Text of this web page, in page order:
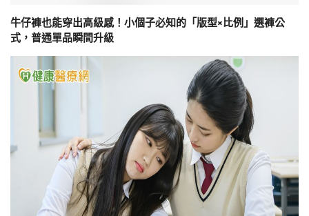
牛仔褲也能穿出高級感！小個子必知的「版型×比例」選褲公
式，普通單品瞬間升級